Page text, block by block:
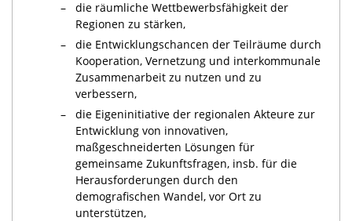
–
die räumliche Wettbewerbsfähigkeit der
Regionen zu stärken,
–
die Entwicklungschancen der Teilräume durch
Kooperation, Vernetzung und interkommunale
Zusammenarbeit zu nutzen und zu
verbessern,
–
die Eigeninitiative der regionalen Akteure zur
Entwicklung von innovativen,
maßgeschneiderten Lösungen für
gemeinsame Zukunftsfragen, insb. für die
Herausforderungen durch den
demografischen Wandel, vor Ort zu
unterstützen,